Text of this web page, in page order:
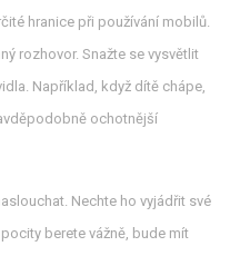
hranice při používání mobilů.
rozhovor. Snažte se vysvětlit
Například, když dítě chápe,
ochotnější
Nechte ho vyjádřit své
berete vážně, bude mít